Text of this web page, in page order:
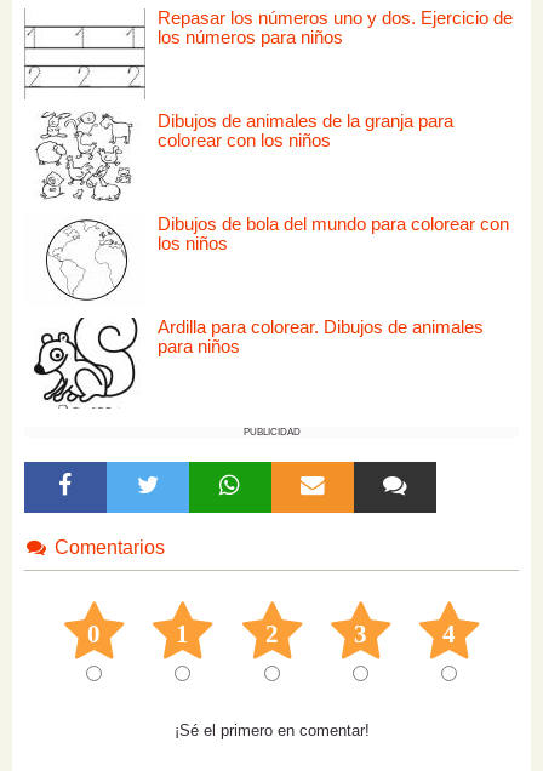
Repasar los números uno y dos. Ejercicio de
los números para niños
Dibujos de animales de la granja para
colorear con los niños
Dibujos de bola del mundo para colorear con
los niños
Ardilla para colorear. Dibujos de animales
para niños
PUBLICIDAD
Comentarios
0 1 2 3 4
¡Sé el primero en comentar!